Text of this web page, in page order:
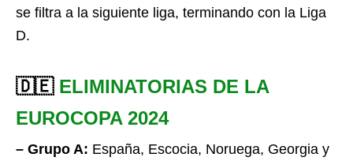
se filtra a la siguiente liga, terminando con la Liga
D.
🇩🇪 ELIMINATORIAS DE LA
EUROCOPA 2024
– Grupo A: España, Escocia, Noruega, Georgia y